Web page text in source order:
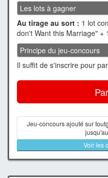
Les lots à gagner
Au tirage au sort : 1 lot
don't Want this Marriage"
Principe du jeu-concours
Il suffit de s'inscrire pour
Jeu-concours ajouté sur
jusqu'au
Voir les